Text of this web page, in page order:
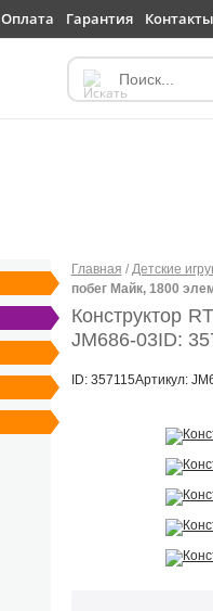
Оплата Гарантия Контакты
Главная / Детские
побег Майк, 1800
Конструктор
JM686-03ID:
ID: 357115Артикул: